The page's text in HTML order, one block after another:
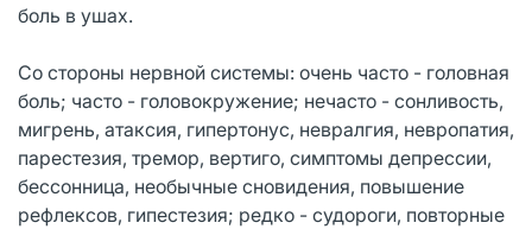
боль в ушах.
Со стороны нервной системы: очень часто - головная
боль; часто - головокружение; нечасто - сонливость,
мигрень, атаксия, гипертонус, невралгия, невропатия,
парестезия, тремор, вертиго, симптомы депрессии,
бессонница, необычные сновидения, повышение
рефлексов, гипестезия; редко - судороги, повторные